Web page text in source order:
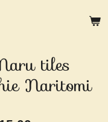
tiles
Naritomi